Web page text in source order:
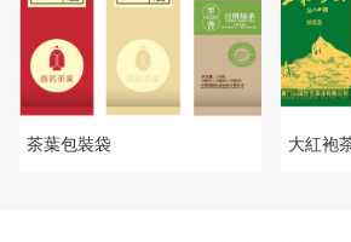
茶葉包裝袋 大紅袍